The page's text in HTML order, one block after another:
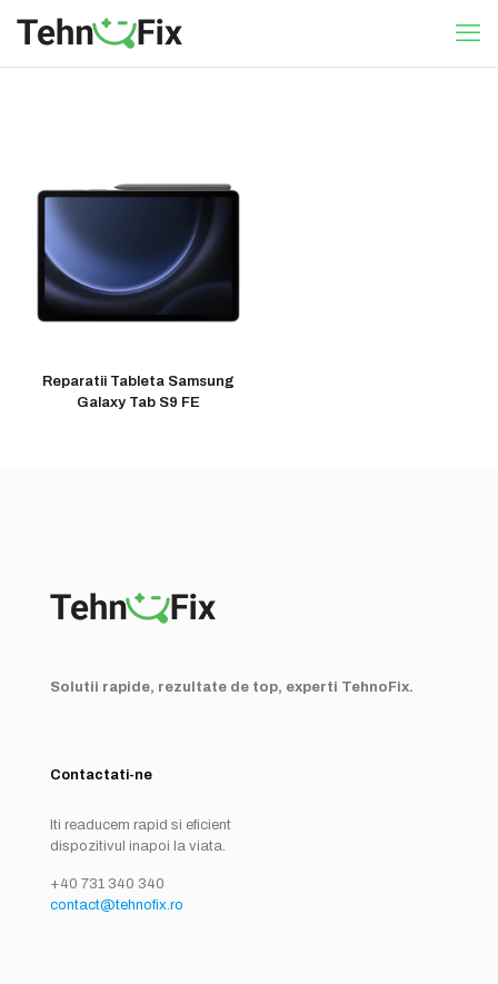
Reparatii Tableta Samsung
Galaxy Tab S9 FE
Solutii rapide, rezultate de top, experti TehnoFix.
Contactati-ne
Iti readucem rapid si eficient
dispozitivul inapoi la viata.
+40 731 340 340
contact@tehnofix.ro